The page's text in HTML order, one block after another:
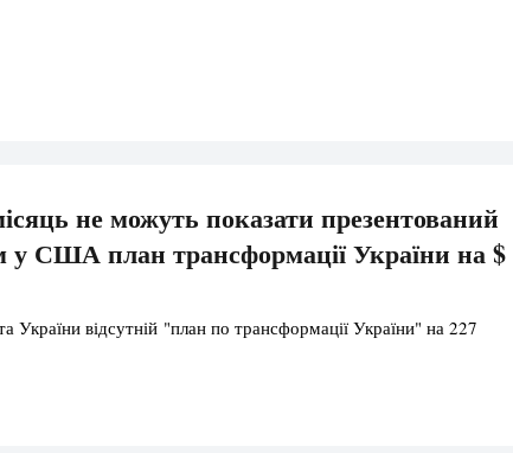
не можуть показати презентований
у США план трансформації України на $
України відсутній "план по трансформації України" на 227